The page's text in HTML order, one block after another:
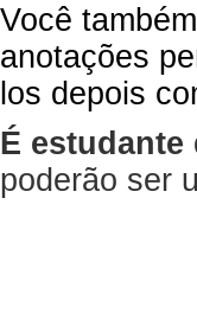
Você
anotações
los depois
É
poderão ser